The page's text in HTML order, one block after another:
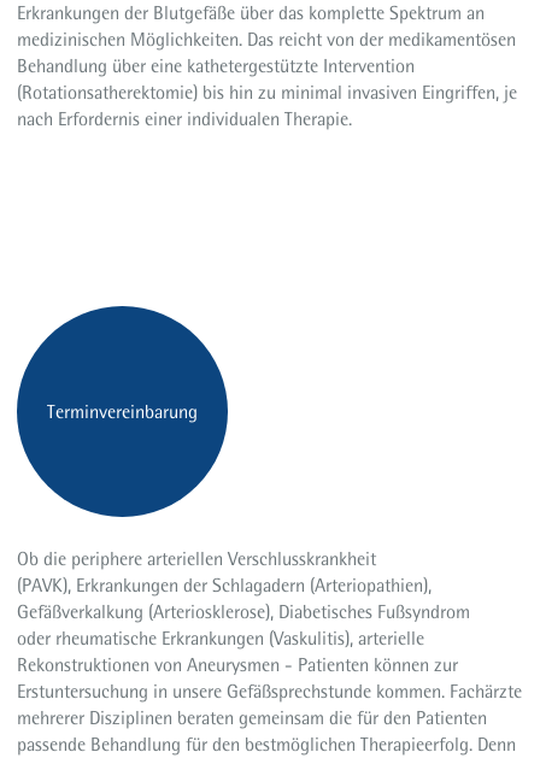
Erkrankungen der Blutgefäße über das komplette Spektrum an
medizinischen Möglichkeiten. Das reicht von der medikamentösen
Behandlung über eine kathetergestützte Intervention
(Rotationsatherektomie) bis hin zu minimal invasiven Eingriffen, je
nach Erfordernis einer individualen Therapie.
Terminvereinbarung
Ob die periphere arteriellen Verschlusskrankheit
(PAVK), Erkrankungen der Schlagadern (Arteriopathien),
Gefäßverkalkung (Arteriosklerose), Diabetisches Fußsyndrom
oder rheumatische Erkrankungen (Vaskulitis), arterielle
Rekonstruktionen von Aneurysmen - Patienten können zur
Erstuntersuchung in unsere Gefäßsprechstunde kommen. Fachärzte
mehrerer Disziplinen beraten gemeinsam die für den Patienten
passende Behandlung für den bestmöglichen Therapieerfolg. Denn